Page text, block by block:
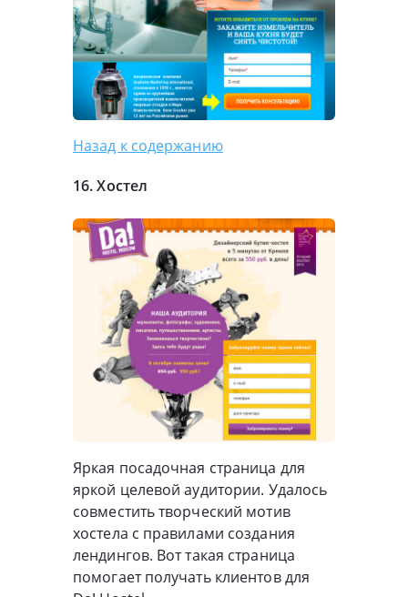
Назад к содержанию
16. Хостел
Яркая посадочная страница для
яркой целевой аудитории. Удалось
совместить творческий мотив
хостела с правилами создания
лендингов. Вот такая страница
помогает получать клиентов для